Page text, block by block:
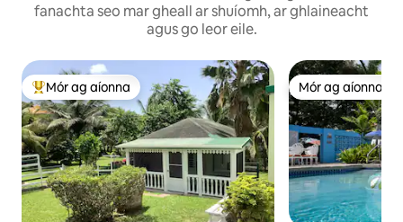
fanachta seo mar gheall ar shuíomh, ar ghlaineacht
agus go leor eile.
An-mhór ag aíonna
Mór ag aíonna Mór ag aíonna
Mór ag aíonna